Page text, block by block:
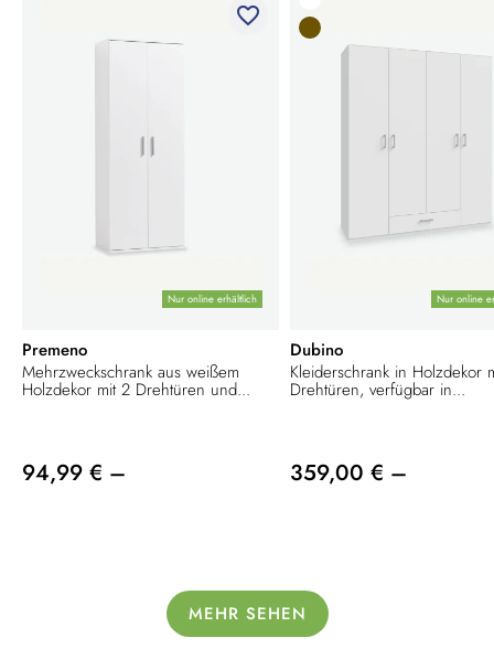
Nur online erhältlich
favorite_border
Premeno
Mehrzweckschrank aus weißem
Holzdekor mit 2 Drehtüren und...
94,99 € –
Nur online
Dubino
Kleiderschrank in Holzdekor
Drehtüren, verfügbar in...
359,00 € –
MEHR SEHEN